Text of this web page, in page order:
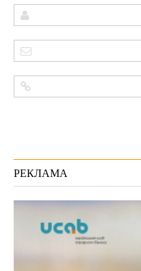
РЕКЛАМА